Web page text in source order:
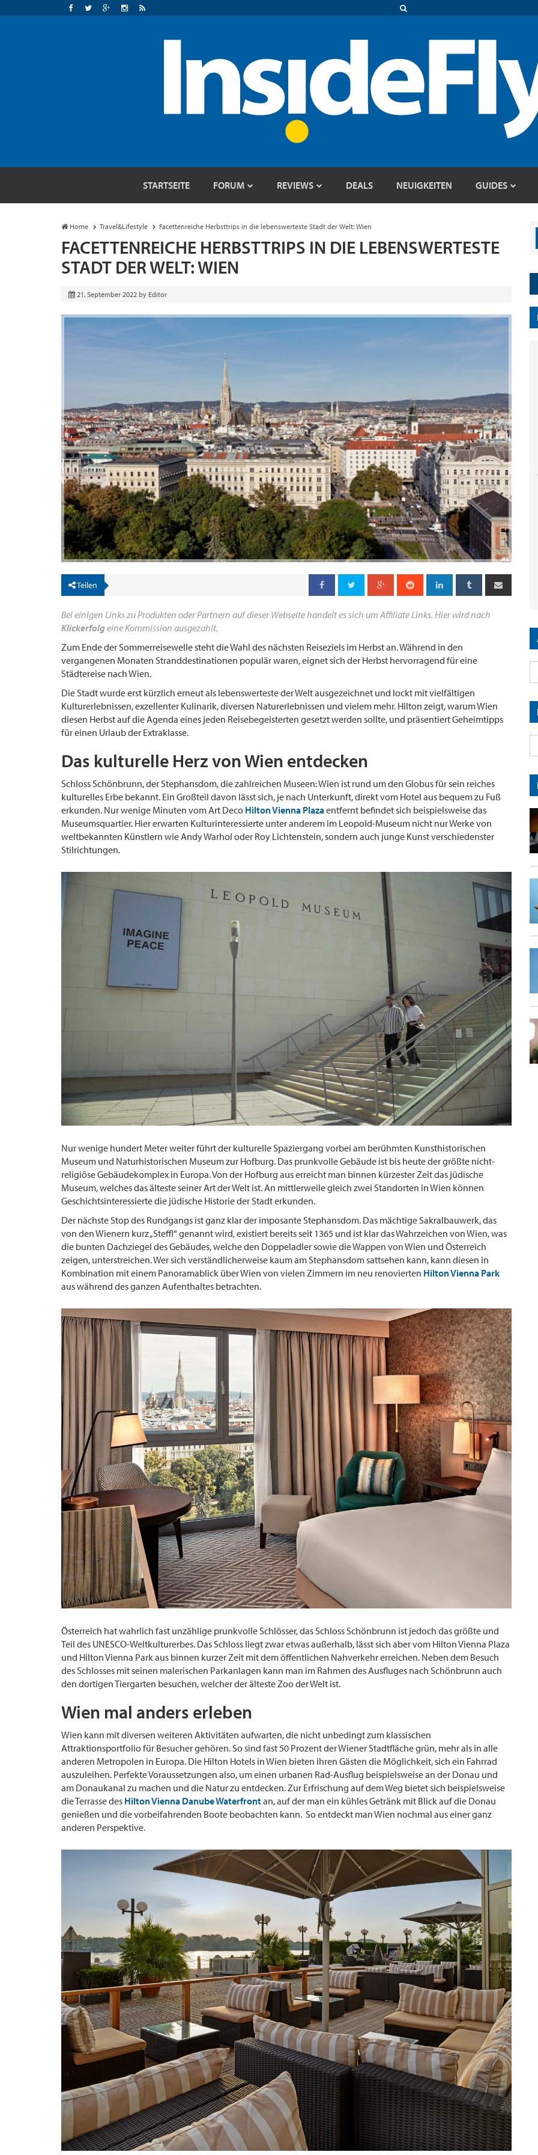
STARTSEITE FORUM REVIEWS DEALS NEUIGKEITEN GUIDES
Home Travel&Lifestyle Facettenreiche Herbsttrips in die lebenswerteste Stadt der Welt: Wien
FACETTENREICHE HERBSTTRIPS IN DIE LEBENSWERTESTE
STADT DER WELT: WIEN
21. September 2022 by Editor
Teilen
Bei einigen Links zu Produkten oder Partnern auf dieser Webseite handelt es sich um Affiliate Links. Hier wird nach
Klickerfolg eine Kommission ausgezahlt.
Zum Ende der Sommerreisewelle steht die Wahl des nächsten Reiseziels im Herbst an. Während in den
vergangenen Monaten Stranddestinationen populär waren, eignet sich der Herbst hervorragend für eine
Städtereise nach Wien.
Die Stadt wurde erst kürzlich erneut als lebenswerteste der Welt ausgezeichnet und lockt mit vielfältigen
Kulturerlebnissen, exzellenter Kulinarik, diversen Naturerlebnissen und vielem mehr. Hilton zeigt, warum Wien
diesen Herbst auf die Agenda eines jeden Reisebegeisterten gesetzt werden sollte, und präsentiert Geheimtipps
für einen Urlaub der Extraklasse.
Das kulturelle Herz von Wien entdecken
Schloss Schönbrunn, der Stephansdom, die zahlreichen Museen: Wien ist rund um den Globus für sein reiches
kulturelles Erbe bekannt. Ein Großteil davon lässt sich, je nach Unterkunft, direkt vom Hotel aus bequem zu Fuß
erkunden. Nur wenige Minuten vom Art Deco Hilton Vienna Plazaentfernt befindet sich beispielsweise das
Museumsquartier. Hier erwarten Kulturinteressierte unter anderem im Leopold-Museum nicht nur Werke von
weltbekannten Künstlern wie Andy Warhol oder Roy Lichtenstein, sondern auch junge Kunst verschiedenster
Stilrichtungen.
Nur wenige hundert Meter weiter führt der kulturelle Spaziergang vorbei am berühmten Kunsthistorischen
Museum und Naturhistorischen Museum zur Hofburg. Das prunkvolle Gebäude ist bis heute der größte nicht-
religiöse Gebäudekomplex in Europa. Von der Hofburg aus erreicht man binnen kürzester Zeit das jüdische
Museum, welches das älteste seiner Art der Welt ist. An mittlerweile gleich zwei Standorten in Wien können
Geschichtsinteressierte die jüdische Historie der Stadt erkunden.
Der nächste Stop des Rundgangs ist ganz klar der imposante Stephansdom. Das mächtige Sakralbauwerk, das
von den Wienern kurz „Steffl“ genannt wird, existiert bereits seit 1365 und ist klar das Wahrzeichen von Wien, was
die bunten Dachziegel des Gebäudes, welche den Doppeladler sowie die Wappen von Wien und Österreich
zeigen, unterstreichen. Wer sich verständlicherweise kaum am Stephansdom sattsehen kann, kann diesen in
Kombination mit einem Panoramablick über Wien von vielen Zimmern im neu renovierten Hilton Vienna Park
aus während des ganzen Aufenthaltes betrachten.
Österreich hat wahrlich fast unzählige prunkvolle Schlösser, das Schloss Schönbrunn ist jedoch das größte und
Teil des UNESCO-Weltkulturerbes. Das Schloss liegt zwar etwas außerhalb, lässt sich aber vom Hilton Vienna Plaza
und Hilton Vienna Park aus binnen kurzer Zeit mit dem öffentlichen Nahverkehr erreichen. Neben dem Besuch
des Schlosses mit seinen malerischen Parkanlagen kann man im Rahmen des Ausfluges nach Schönbrunn auch
den dortigen Tiergarten besuchen, welcher der älteste Zoo der Welt ist.
Wien mal anders erleben
Wien kann mit diversen weiteren Aktivitäten aufwarten, die nicht unbedingt zum klassischen
Attraktionsportfolio für Besucher gehören. So sind fast 50 Prozent der Wiener Stadtfläche grün, mehr als in alle
anderen Metropolen in Europa. Die Hilton Hotels in Wien bieten ihren Gästen die Möglichkeit, sich ein Fahrrad
auszuleihen. Perfekte Voraussetzungen also, um einen urbanen Rad-Ausflug beispielsweise an der Donau und
am Donaukanal zu machen und die Natur zu entdecken. Zur Erfrischung auf dem Weg bietet sich beispielsweise
die Terrasse des Hilton Vienna Danube Waterfrontan, auf der man ein kühles Getränk mit Blick auf die Donau
genießen und die vorbeifahrenden Boote beobachten kann. So entdeckt man Wien nochmal aus einer ganz
anderen Perspektive.